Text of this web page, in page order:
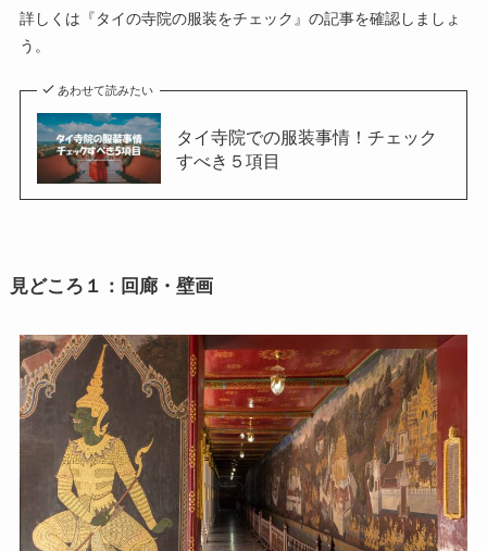
詳しくは『タイの寺院の服装をチェック』の記事を確認しましょ
う。
あわせて読みたい
タイ寺院での服装事情！チェック
すべき５項目
見どころ１：回廊・壁画